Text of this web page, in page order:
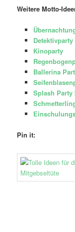
Weitere Motto-
Detektivparty
Kinoparty
Ballerina
Splash Party
Pin it: